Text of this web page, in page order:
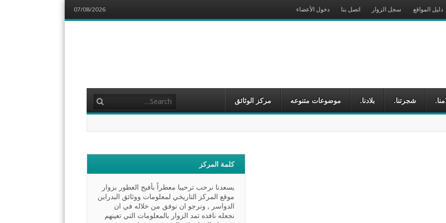
07/08/2026 دليل المواقع سجل الزوار اتصل بنا دخول الأعضاء
شجرتنا. بلادنا. موضوعات متنوعه مركز الوثائق
كلمة المركز
يسعدنا نرحب ترحيبا معطراً بأفيح العطور بزوار
موقع المركز التاريخي لمعلومات ووثائق البدراين
الدواسر , ونرجو ان نوفق من خلاله في ان
نجعله نافذه تمد الزوار بالمعلومات التي تعينهم